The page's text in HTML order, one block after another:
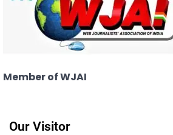
Member of WJAI
Our Visitor